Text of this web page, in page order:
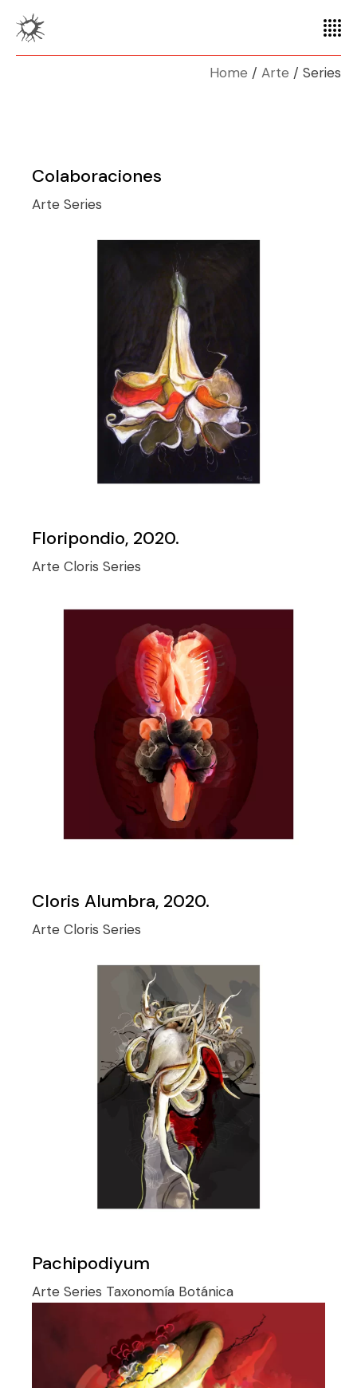
Home Arte Series
Colaboraciones
ArteSeries
Floripondio, 2020.
ArteClorisSeries
Cloris Alumbra, 2020.
ArteClorisSeries
Pachipodiyum
ArteSeries Taxonomía Botánica